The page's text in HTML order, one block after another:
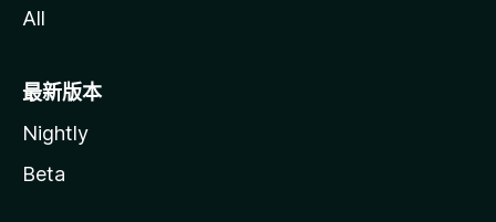
All
最新版本
Nightly
Beta